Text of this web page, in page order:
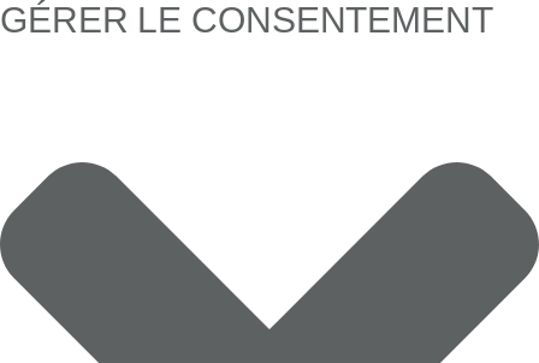
GÉRER LE CONSENTEMENT